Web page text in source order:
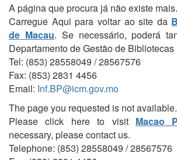
A página que procura já não existe mais.
Carregue Aqui para voltar ao site da
de Macau. Se necessário, poderá
Departamento de Gestão de
Tel: (853) 28558049 / 28567576
Fax: (853) 2831 4456
Email: Inf.BP@icm.gov.mo
The page you requested is not available.
Please click here to visit Macao
necessary, please contact us.
Telephone: (853) 28558049 / 28567576